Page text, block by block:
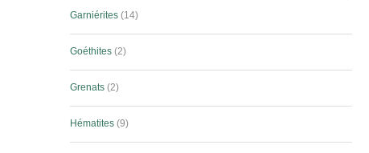
Garniérites 14
Goéthites 2
Grenats 2
Hématites 9